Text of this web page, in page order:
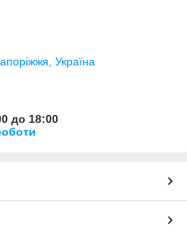
Україна
до 18:00